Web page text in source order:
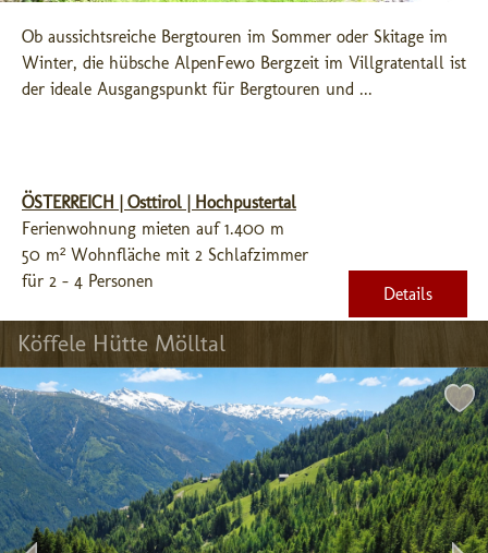
Ob aussichtsreiche Bergtouren im Sommer oder Skitage im
Winter, die hübsche AlpenFewo Bergzeit im Villgratentall ist
der ideale Ausgangspunkt für Bergtouren und ...
ÖSTERREICH | Osttirol | Hochpustertal
Ferienwohnung mieten auf 1.400 m
50 m² Wohnfläche mit 2 Schlafzimmer
für 2 - 4 Personen
Details
Köffele Hütte Mölltal